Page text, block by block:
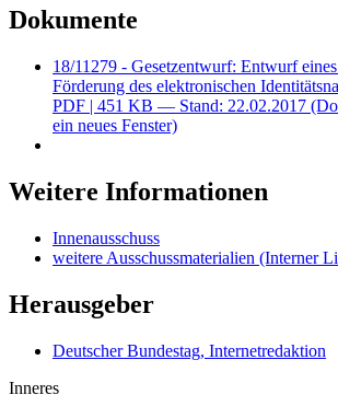
Dokumente
18/11279 - Gesetzentwurf: Entwurf
Förderung des elektronischen
PDF | 451 KB — Stand: 22.02.2017
ein neues Fenster)
Weitere Informationen
Innenausschuss
weitere Ausschussmaterialien (Interner
Herausgeber
Deutscher Bundestag, Internetredaktion
Inneres